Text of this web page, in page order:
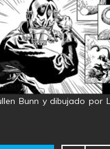
Bunn y dibujado por